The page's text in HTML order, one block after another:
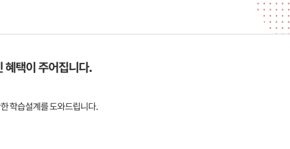
혜택이 주어집니다.
학습설계를 도와드립니다.